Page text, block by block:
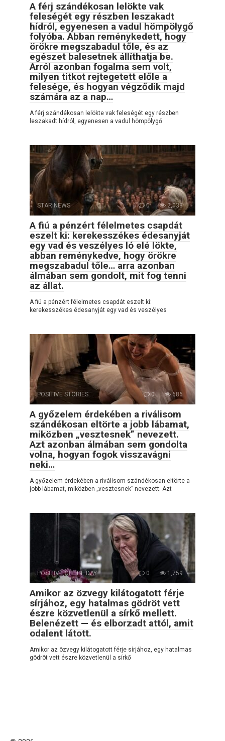
A férj szándékosan lelökte vak
feleségét egy részben leszakadt
hídról, egyenesen a vadul hömpölygő
folyóba. Abban reménykedett, hogy
örökre megszabadul tőle, és az
egészet balesetnek állíthatja be.
Arról azonban fogalma sem volt,
milyen titkot rejtegetett előle a
felesége, és hogyan végződik majd
számára az a nap…
A férj szándékosan lelökte vak feleségét egy részben
leszakadt hídról, egyenesen a vadul hömpölygő
STAR NEWS 0 2,038
A fiú a pénzért félelmetes csapdát
eszelt ki: kerekesszékes édesanyját
egy vad és veszélyes ló elé lökte,
abban reménykedve, hogy örökre
megszabadul tőle… arra azonban
álmában sem gondolt, mit fog tenni
az állat.
A fiú a pénzért félelmetes csapdát eszelt ki:
kerekesszékes édesanyját egy vad és veszélyes
POSITIVE STORIES 0 686
A győzelem érdekében a riválisom
szándékosan eltörte a jobb lábamat,
miközben „vesztesnek” nevezett.
Azt azonban álmában sem gondolta
volna, hogyan fogok visszavágni
neki…
A győzelem érdekében a riválisom szándékosan eltörte a
jobb lábamat, miközben „vesztesnek” nevezett. Azt
POSITIVE OF THE DAY 0 1,759
Amikor az özvegy kilátogatott férje
sírjához, egy hatalmas gödröt vett
észre közvetlenül a sírkő mellett.
Belenézett — és elborzadt attól, amit
odalent látott.
Amikor az özvegy kilátogatott férje sírjához, egy hatalmas
gödröt vett észre közvetlenül a sírkő